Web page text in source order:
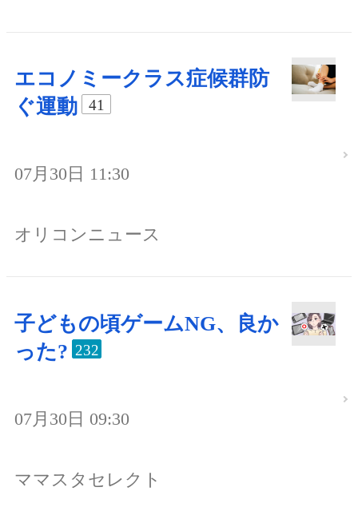
エコノミークラス症候群防
ぐ運動
41
07月30日 11:30
オリコンニュース
子どもの頃ゲームNG、良か
った? 232
07月30日 09:30
ママスタセレクト